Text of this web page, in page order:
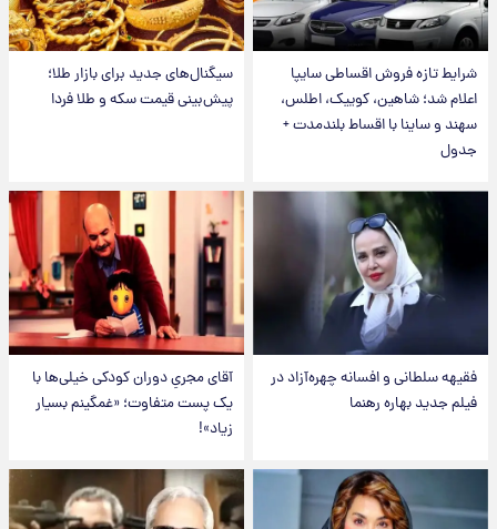
شرایط تازه فروش اقساطی سایپا
اعلام شد؛ شاهین، کوییک، اطلس،
سهند و ساینا با اقساط بلندمدت +
جدول
سیگنال‌های جدید برای بازار طلا؛
پیش‌بینی قیمت سکه و طلا فردا
فقیهه سلطانی و افسانه چهره‌آزاد در
فیلم جدید بهاره رهنما
آقای مجریِ دوران کودکی خیلی‌ها با
یک پست متفاوت؛ «غمگینم بسیار
زیاد»!